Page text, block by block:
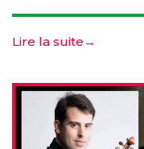
Lire la suite →